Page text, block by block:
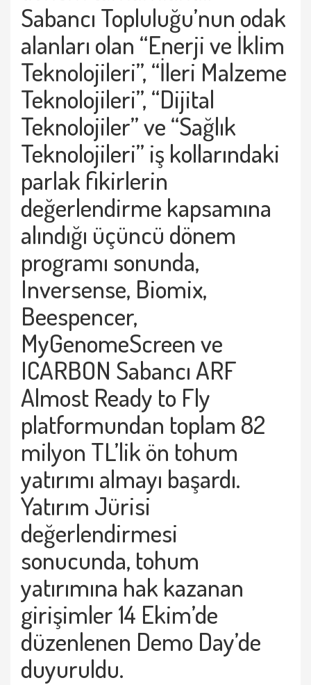
Sabancı Topluluğu’nun odak
alanları olan “Enerji ve İklim
Teknolojileri”, “İleri Malzeme
Teknolojileri”, “Dijital
Teknolojiler” ve “Sağlık
Teknolojileri” iş kollarındaki
parlak fikirlerin
değerlendirme kapsamına
alındığı üçüncü dönem
programı sonunda,
Inversense, Biomix,
Beespencer,
MyGenomeScreen ve
ICARBON Sabancı ARF
Almost Ready to Fly
platformundan toplam 82
milyon TL’lik ön tohum
yatırımı almayı başardı.
Yatırım Jürisi
değerlendirmesi
sonucunda, tohum
yatırımına hak kazanan
girişimler 14 Ekim’de
düzenlenen Demo Day’de
duyuruldu.